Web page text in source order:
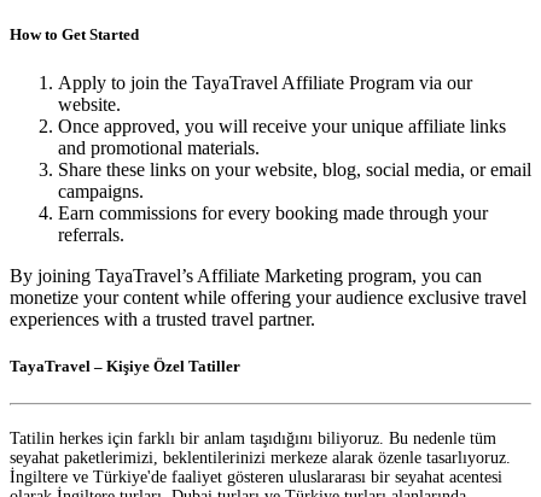
How to Get Started
Apply to join the TayaTravel Affiliate Program via our
website.
Once approved, you will receive your unique affiliate links
and promotional materials.
Share these links on your website, blog, social media, or email
campaigns.
Earn commissions for every booking made through your
referrals.
By joining TayaTravel’s Affiliate Marketing program, you can
monetize your content while offering your audience exclusive travel
experiences with a trusted travel partner.
TayaTravel – Kişiye Özel Tatiller
Tatilin herkes için farklı bir anlam taşıdığını biliyoruz. Bu nedenle tüm
seyahat paketlerimizi, beklentilerinizi merkeze alarak özenle tasarlıyoruz.
İngiltere ve Türkiye'de faaliyet gösteren uluslararası bir seyahat acentesi